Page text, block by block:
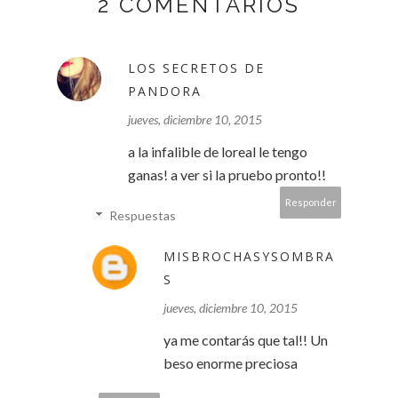
LOS SECRETOS DE
PANDORA
jueves, diciembre 10, 2015
a la infalible de loreal le tengo
ganas! a ver si la pruebo pronto!!
Responder
Respuestas
MISBROCHASYSOMBRA
S
jueves, diciembre 10, 2015
ya me contarás que tal!! Un
beso enorme preciosa